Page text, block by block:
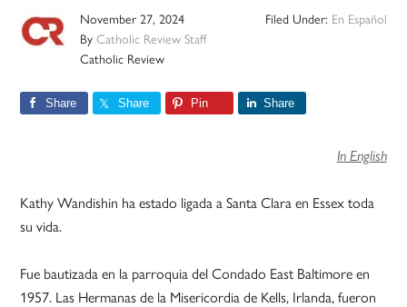
November 27, 2024
ByCatholic Review Staff
Catholic Review
Filed Under: En Español
Share Share Pin Share
In English
Kathy Wandishin ha estado ligada a Santa Clara en Essex toda
su vida.
Fue bautizada en la parroquia del Condado East Baltimore en
1957. Las Hermanas de la Misericordia de Kells, Irlanda, fueron